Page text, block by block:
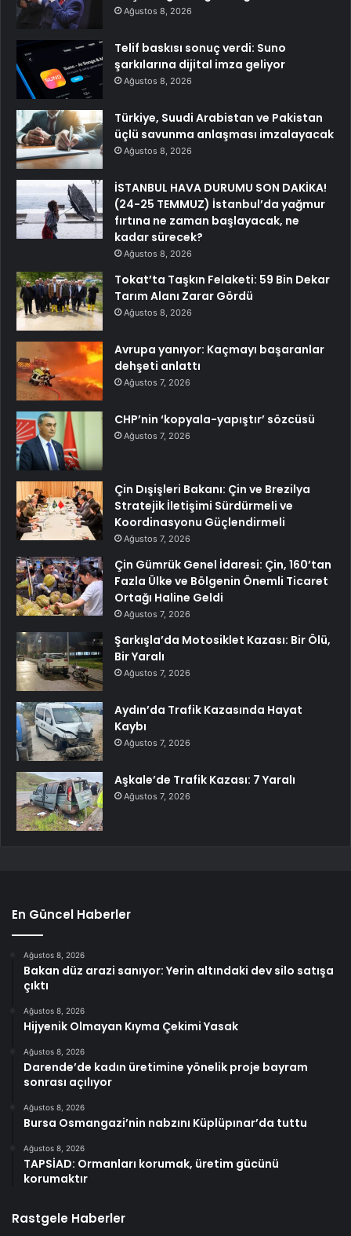
Ağustos 8, 2026
Telif baskısı sonuç verdi: Suno
şarkılarına dijital imza geliyor
Ağustos 8, 2026
Türkiye, Suudi Arabistan ve Pakistan
üçlü savunma anlaşması imzalayacak
Ağustos 8, 2026
İSTANBUL HAVA DURUMU SON DAKİKA!
(24-25 TEMMUZ) İstanbul’da yağmur
fırtına ne zaman başlayacak, ne
kadar sürecek?
Ağustos 8, 2026
Tokat’ta Taşkın Felaketi: 59 Bin Dekar
Tarım Alanı Zarar Gördü
Ağustos 8, 2026
Avrupa yanıyor: Kaçmayı başaranlar
dehşeti anlattı
Ağustos 7, 2026
CHP’nin ‘kopyala-yapıştır’ sözcüsü
Ağustos 7, 2026
Çin Dışişleri Bakanı: Çin ve Brezilya
Stratejik İletişimi Sürdürmeli ve
Koordinasyonu Güçlendirmeli
Ağustos 7, 2026
Çin Gümrük Genel İdaresi: Çin, 160’tan
Fazla Ülke ve Bölgenin Önemli Ticaret
Ortağı Haline Geldi
Ağustos 7, 2026
Şarkışla’da Motosiklet Kazası: Bir Ölü,
Bir Yaralı
Ağustos 7, 2026
Aydın’da Trafik Kazasında Hayat
Kaybı
Ağustos 7, 2026
Aşkale’de Trafik Kazası: 7 Yaralı
Ağustos 7, 2026
En Güncel Haberler
Ağustos 8, 2026
Bakan düz arazi sanıyor: Yerin altındaki dev silo satışa
çıktı
Ağustos 8, 2026
Hijyenik Olmayan Kıyma Çekimi Yasak
Ağustos 8, 2026
Darende’de kadın üretimine yönelik proje bayram
sonrası açılıyor
Ağustos 8, 2026
Bursa Osmangazi’nin nabzını Küplüpınar’da tuttu
Ağustos 8, 2026
TAPSİAD: Ormanları korumak, üretim gücünü
korumaktır
Rastgele Haberler